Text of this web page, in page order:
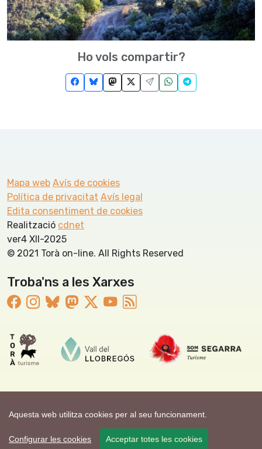
Aquesta web utilitza cookies per al seu funcionament.
Configurar les cookies Acceptar totes les cookies
Ho vols compartir?
Mapa web Avís de cookies
Política de privacitat Avís legal
Edita consentiment de cookies
Realització cdnet
ver4 XII-2025
© 2021 Torà on-line. All Rights Reserved
Troba'ns a les Xarxes